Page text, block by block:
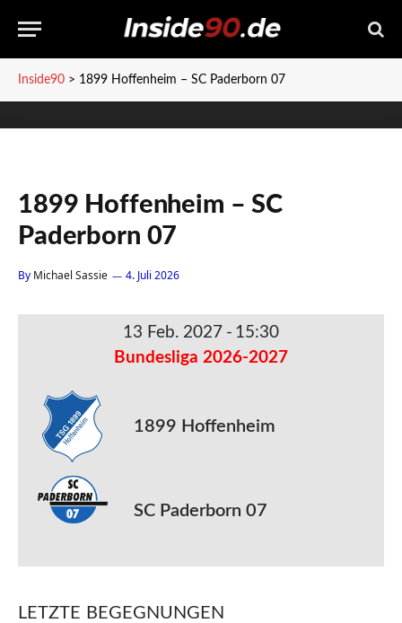
Inside90 > 1899 Hoffenheim – SC Paderborn 07
1899 Hoffenheim – SC
Paderborn 07
By Michael Sassie 4. Juli 2026
13 Feb. 2027 - 15:30
Bundesliga 2026-2027
1899 Hoffenheim
SC Paderborn 07
LETZTE BEGEGNUNGEN